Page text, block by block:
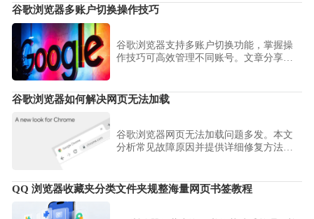
谷歌浏览器多账户切换操作技巧
谷歌浏览器支持多账户切换功能，掌握操
作技巧可高效管理不同账号。文章分享设
谷歌浏览器如何解决网页无法加载
谷歌浏览器网页无法加载问题多发。本文
分析常见故障原因并提供详细修复方法，
QQ 浏览器收藏夹分类文件夹规整海量网页书签教程